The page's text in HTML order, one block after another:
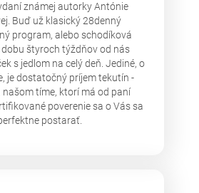
známej autorky Antónie
Buď už klasický 28denný
program, alebo schodíková
dobu štyroch týždňov od nás
s jedlom na celý deň. Jediné, o
je dostatočný príjem tekutín -
našom tíme, ktorí má od paní
poverenie sa o Vás sa
postarať.